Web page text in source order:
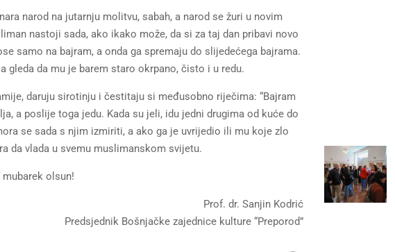
narod na jutarnju molitvu, sabah, a narod se žuri u novim
nastoji sada, ako ikako može, da si za taj dan pribavi novo
samo na bajram, a onda ga spremaju do slijedećega bajrama.
da mu je barem staro okrpano, čisto i u redu.
daruju sirotinju i čestitaju si međusobno riječima: “Bajram
a poslije toga jedu. Kada su jeli, idu jedni drugima od kuće do
se sada s njim izmiriti, a ako ga je uvrijedio ili mu koje zlo
da vlada u svemu muslimanskom svijetu.
olsun!
Prof. dr. Sanjin Kodrić
Predsjednik Bošnjačke zajednice kulture “Preporod”